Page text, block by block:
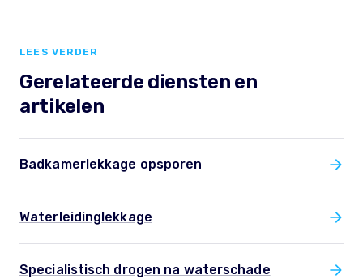
LEES VERDER
Gerelateerde diensten en
artikelen
Badkamerlekkage opsporen
Waterleidinglekkage
Specialistisch drogen na waterschade